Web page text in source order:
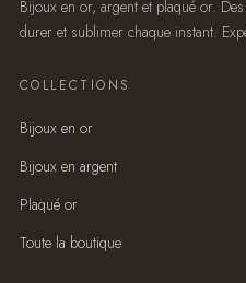
Bijoux en or, argent et plaqué or.
durer et sublimer chaque instant.
COLLECTIONS
Bijoux en or
Bijoux en argent
Plaqué or
Toute la boutique